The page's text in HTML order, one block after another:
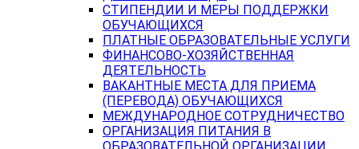
СТИПЕНДИИ И МЕРЫ ПОДДЕРЖКИ
ОБУЧАЮЩИХСЯ
ПЛАТНЫЕ ОБРАЗОВАТЕЛЬНЫЕ УСЛУГИ
ФИНАНСОВО-ХОЗЯЙСТВЕННАЯ
ДЕЯТЕЛЬНОСТЬ
ВАКАНТНЫЕ МЕСТА ДЛЯ ПРИЕМА
(ПЕРЕВОДА) ОБУЧАЮЩИХСЯ
МЕЖДУНАРОДНОЕ СОТРУДНИЧЕСТВО
ОРГАНИЗАЦИЯ ПИТАНИЯ В